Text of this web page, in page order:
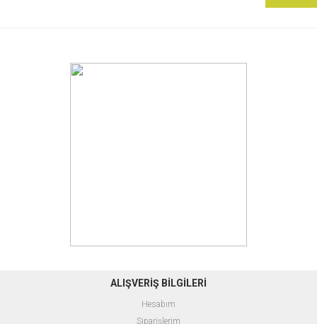
ALIŞVERİŞ BİLGİLERİ
Hesabım
Siparişlerim